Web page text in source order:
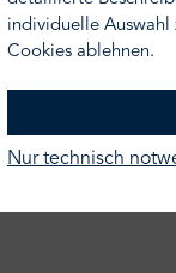
individuelle Auswahl
Cookies ablehnen.
Nur technisch